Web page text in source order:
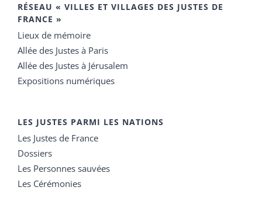
RÉSEAU « VILLES ET VILLAGES DES JUSTES DE
FRANCE »
Lieux de mémoire
Allée des Justes à Paris
Allée des Justes à Jérusalem
Expositions numériques
LES JUSTES PARMI LES NATIONS
Les Justes de France
Dossiers
Les Personnes sauvées
Les Cérémonies